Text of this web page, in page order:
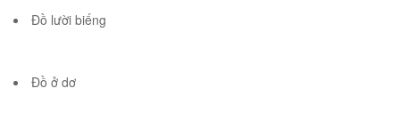
Đồ lười biếng
Đồ ở dơ